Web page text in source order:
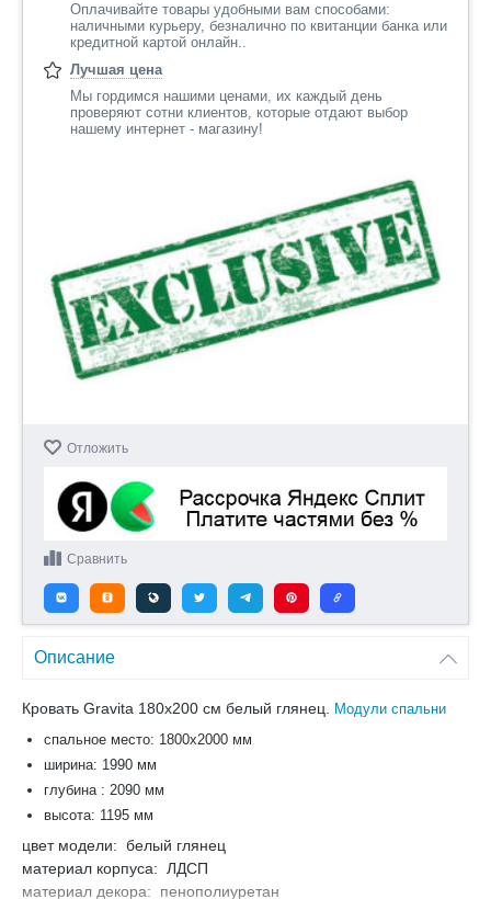
Оплачивайте товары удобными вам способами:
наличными курьеру, безналично по квитанции банка или
кредитной картой онлайн..
Лучшая цена
Мы гордимся нашими ценами, их каждый день
проверяют сотни клиентов, которые отдают выбор
нашему интернет - магазину!
Отложить
Сравнить
Описание
Кровать Gravita 180x200 см белый глянец.
Модули спальни
спальное место: 1800х2000 мм
ширина: 1990 мм
глубина : 2090 мм
высота: 1195 мм
цвет модели: белый глянец
материал корпуса: ЛДСП
материал декора: пенополиуретан